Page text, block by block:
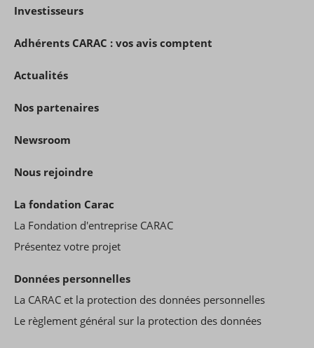
Investisseurs
Adhérents CARAC : vos avis comptent
Actualités
Nos partenaires
Newsroom
Nous rejoindre
La fondation Carac
La Fondation d'entreprise CARAC
Présentez votre projet
Données personnelles
La CARAC et la protection des données personnelles
Le règlement général sur la protection des données